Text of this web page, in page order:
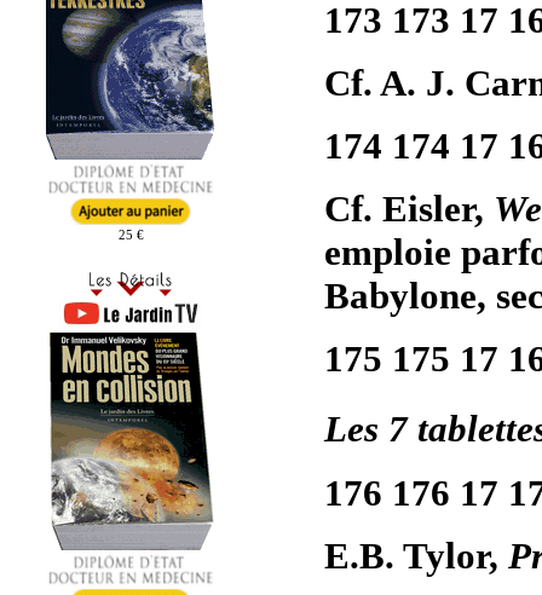
25 €
173 173 17
Cf. A. J.
174 174 17
Cf. Eisler,
emploie
Babylone,
175 175 17
Les 7
176 176 17
E.B. Tylor,